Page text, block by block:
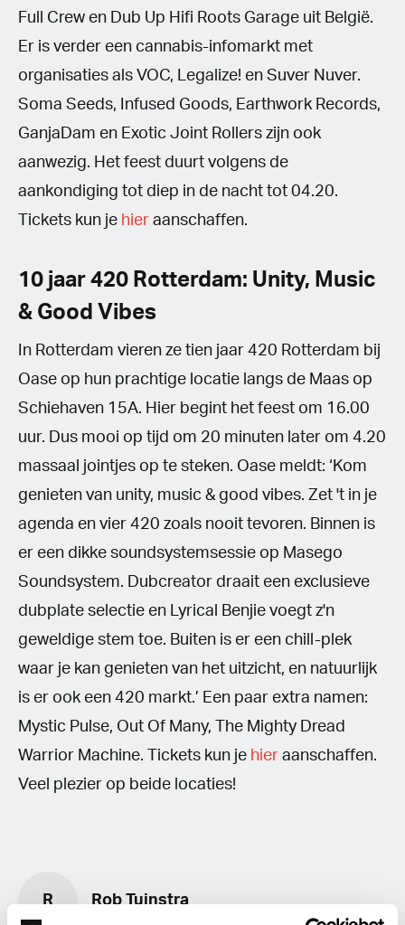
Full Crew en Dub Up Hifi Roots Garage uit België.
Er is verder een cannabis-infomarkt met
organisaties als VOC, Legalize! en Suver Nuver.
Soma Seeds, Infused Goods, Earthwork Records,
GanjaDam en Exotic Joint Rollers zijn ook
aanwezig. Het feest duurt volgens de
aankondiging tot diep in de nacht tot 04.20.
Tickets kun je hier aanschaffen.
10 jaar 420 Rotterdam: Unity, Music
& Good Vibes
In Rotterdam vieren ze tien jaar 420 Rotterdam bij
Oase op hun prachtige locatie langs de Maas op
Schiehaven 15A. Hier begint het feest om 16.00
uur. Dus mooi op tijd om 20 minuten later om 4.20
massaal jointjes op te steken. Oase meldt: ‘Kom
genieten van unity, music & good vibes. Zet 't in je
agenda en vier 420 zoals nooit tevoren. Binnen is
er een dikke soundsystemsessie op Masego
Soundsystem. Dubcreator draait een exclusieve
dubplate selectie en Lyrical Benjie voegt z'n
geweldige stem toe. Buiten is er een chill-plek
waar je kan genieten van het uitzicht, en natuurlijk
is er ook een 420 markt.’ Een paar extra namen:
Mystic Pulse, Out Of Many, The Mighty Dread
Warrior Machine. Tickets kun je hier aanschaffen.
Veel plezier op beide locaties!
R Rob Tuinstra